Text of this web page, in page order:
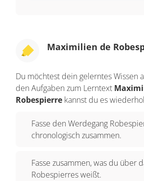
Maximilien de
Du möchtest dein gelerntes Wissen
den Aufgaben zum Lerntext
Robespierre kannst du es
Fasse den Werdegang
chronologisch zusammen.
Fasse zusammen, was du über
Robespierres weißt.